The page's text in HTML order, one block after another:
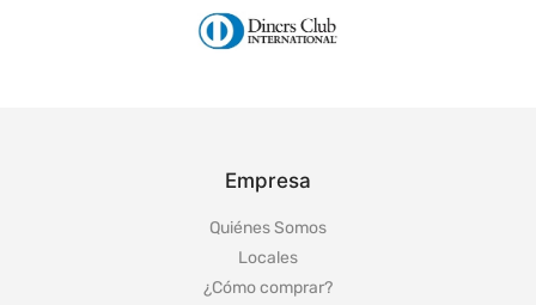
Empresa
Quiénes Somos
Locales
¿Cómo comprar?